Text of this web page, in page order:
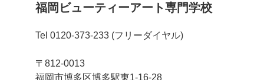
福岡ビューティーアート専門学校
Tel 0120-373-233 (フリーダイヤル)
〒812-0013
福岡市博多区博多駅東1-16-28